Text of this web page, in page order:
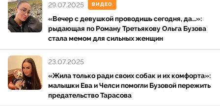
1 сентября 2020 года Сардаров сообщил о переезде
в США, где продолжил медийную деятельность. В
2023–2025 годах он давал интервью и публиковал
видео, посвященные опыту жизни за границей,
конкуренции в медиасреде и собственным бизнес-
подходам. В 2025 году его публичные высказывания
о работе и доходах в США активно цитировались
российскими СМИ.
ВИДЕО
«Вечер с девушкой проводишь сегодня, да…»:
рыдающая по Роману Третьякову Ольга Бузова
стала мемом для сильных женщин
29.07.2025
«Жила только ради своих собак и их комфорта»:
малышки Ева и Челси помогли Бузовой пережить
предательство Тарасова
23.07.2025